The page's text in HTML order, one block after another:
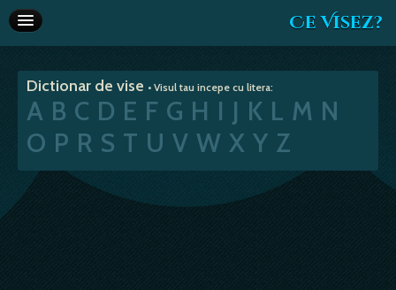
Ce Visez?
Interpretare vise
Articole
Va recomandam
Dictionar de vise • Visul tau incepe cu litera:
A B C D E F G H I J K L M N
O P R S T U V W X Y Z